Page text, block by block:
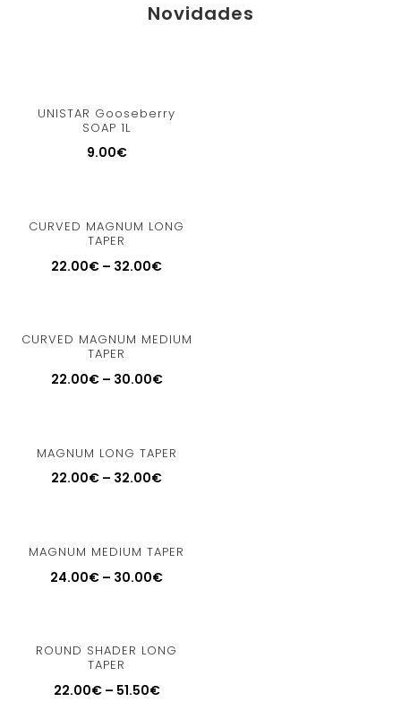
Novidades
UNISTAR Gooseberry
SOAP 1L
9.00€
CURVED MAGNUM LONG
TAPER
22.00€ – 32.00€
CURVED MAGNUM MEDIUM
TAPER
22.00€– 30.00€
MAGNUM LONG TAPER
22.00€ – 32.00€
MAGNUM MEDIUM TAPER
24.00€ – 30.00€
ROUND SHADER LONG
TAPER
22.00€– 51.50€